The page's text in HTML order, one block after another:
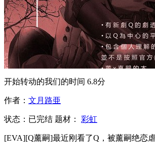
开始转动的我们的时间 6.8分
作者： 文月路亜
状态： 已完结 题材： 彩虹
[EVA][Q薰嗣]最近刚看了Q，被薰嗣绝恋